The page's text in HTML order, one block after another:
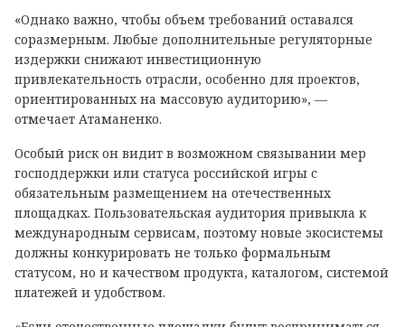
«Однако важно, чтобы объем требований оставался
соразмерным. Любые дополнительные регуляторные
издержки снижают инвестиционную
привлекательность отрасли, особенно для проектов,
ориентированных на массовую аудиторию», —
отмечает Атаманенко.
Особый риск он видит в возможном связывании мер
господдержки или статуса российской игры с
обязательным размещением на отечественных
площадках. Пользовательская аудитория привыкла к
международным сервисам, поэтому новые экосистемы
должны конкурировать не только формальным
статусом, но и качеством продукта, каталогом, системой
платежей и удобством.